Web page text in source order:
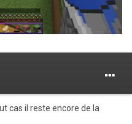
cas il reste encore de la